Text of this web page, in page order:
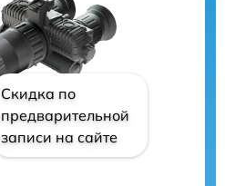
Скидка по
предварительной
записи на сайте